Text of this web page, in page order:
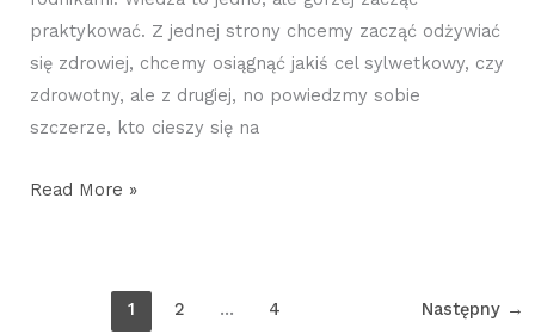
praktykować. Z jednej strony chcemy zacząć odżywiać
się zdrowiej, chcemy osiągnąć jakiś cel sylwetkowy, czy
zdrowotny, ale z drugiej, no powiedzmy sobie
szczerze, kto cieszy się na
Read More »
1 2 … 4 Następny →